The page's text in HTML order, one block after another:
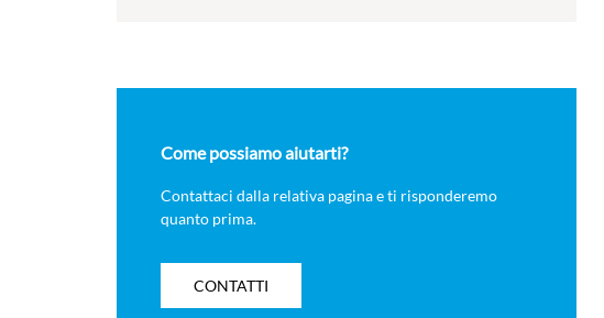
Come possiamo aiutarti?
Contattaci dalla relativa pagina e ti risponderemo
quanto prima.
CONTATTI